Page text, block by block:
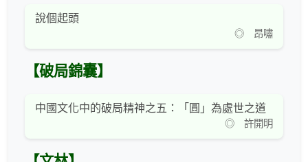
說個起頭
◎ 昂嘯
【破局錦囊】
中國文化中的破局精神之五：「圓」為處世之道
◎ 許開明